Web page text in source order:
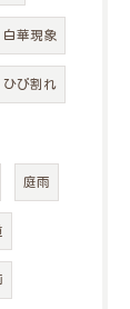
白華現象
ひび割れ
庭雨